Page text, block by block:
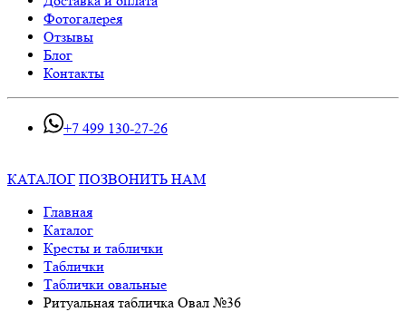
Фотогалерея
Отзывы
Блог
Контакты
+7 499 130-27-26
КАТАЛОГ ПОЗВОНИТЬ НАМ
Главная
Каталог
Кресты и таблички
Таблички
Таблички овальные
Ритуальная табличка Овал №36